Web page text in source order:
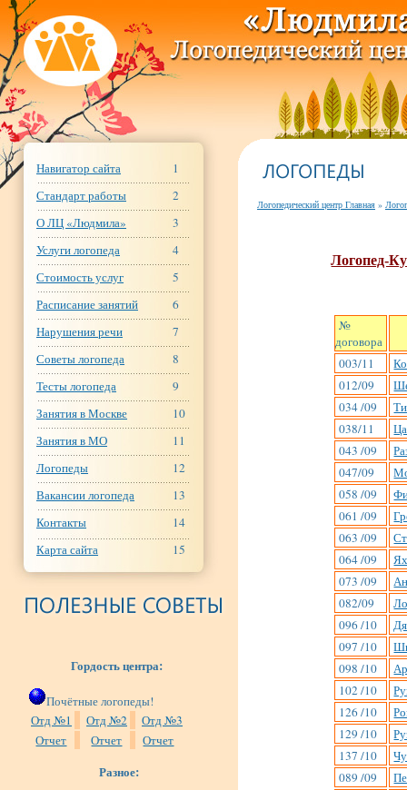
Навигатор сайта
1
Стандарт работы
2
О ЛЦ «Людмила»
3
Услуги логопеда
4
Стоимость услуг
5
Расписание занятий
6
Нарушения речи
7
Советы логопеда
8
Тесты логопеда
9
Занятия в Москве
10
Занятия в МО
11
Логопеды
12
Вакансии логопеда
13
Контакты
14
Карта сайта
15
Гордость центра:
Почётные логопеды!
Отд №1
Отд №2
Отд №3
Отчет
Отчет Отчет
Разное:
Логопедический центр Главная »
Логопед-
№
договора
003/11
012/09
034 /09
038/11
043 /09
047/09
058 /09
061 /09
063 /09
064 /09
073 /09
082/09
096 /10
097 /10
098 /10
102 /10
126 /10
129 /10
137 /10
089 /09
Онлайн чат с логопедом.